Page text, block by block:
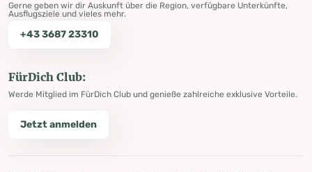
Gerne geben wir dir Auskunft über die Region, verfügbare Unterkünfte,
Ausflugsziele und vieles mehr.
+43 3687 23310
FürDich Club:
Werde Mitglied im FürDich Club und genieße zahlreiche exklusive Vorteile.
Jetzt anmelden